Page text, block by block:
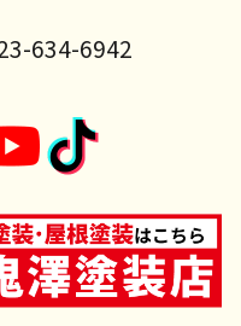
634-6942